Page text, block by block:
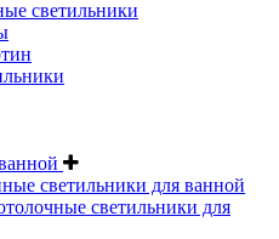
светильники
светильники для ванной
светильники для